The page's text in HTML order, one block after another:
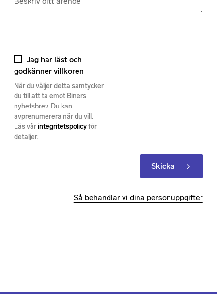
Jag har läst och
godkänner villkoren
När du väljer detta samtycker
du till att ta emot Biners
nyhetsbrev. Du kan
avprenumerera när du vill.
Läs vårintegritetspolicy för
detaljer.
Skicka
Så behandlar vi dina personuppgifter